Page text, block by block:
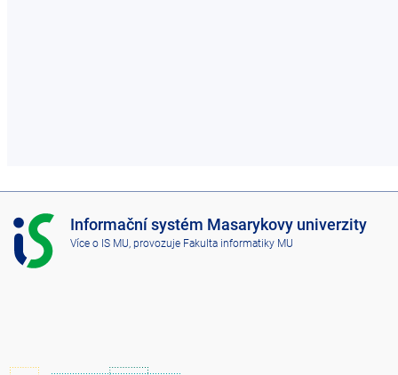
I
S
M
Informační systém Masarykovy univerzity
Více o IS MU , provozuje Fakulta informatiky MU